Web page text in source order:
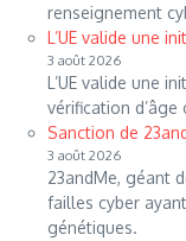
renseignement
L’UE valide une
3 août 2026
L’UE valide une
vérification
Sanction de
3 août 2026
23andMe, géant
failles cyber
génétiques.